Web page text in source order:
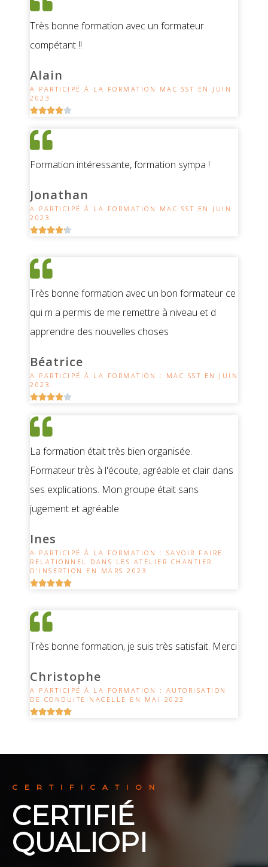
Très bonne formation avec un formateur
compétant !!
Alain
A PARTICIPÉ À LA FORMATION MAC SST EN JUIN
2023

Formation intéressante, formation sympa !
Jonathan
A PARTICIPÉ À LA FORMATION MAC SST EN JUIN
2023

Très bonne formation avec un bon formateur ce
qui m a permis de me remettre à niveau et d
apprendre des nouvelles choses
Béatrice
A PARTICIPÉ À LA FORMATION : MAC SST EN JUIN
2023

La formation était très bien organisée.
Formateur très à l'écoute, agréable et clair dans
ses explications. Mon groupe était sans
jugement et agréable
Ines
A PARTICIPÉ À LA FORMATION : SAVOIR FAIRE
RELATIONNEL DANS LES ATELIER CHANTIER
D'INSERTION EN MARS 2023

Très bonne formation, je suis très satisfait. Merci
Christophe
A PARTICIPÉ À LA FORMATION : AUTORISATION
DE CONDUITE NACELLE EN MAI 2023

CERTIFICATION
CERTIFIÉ
QUALIOPI